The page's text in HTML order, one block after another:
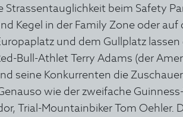
Strassentauglichkeit beim Safety
Kegel in der Family Zone oder
und dem Gullplatz
Bull-Athlet Terry Adams (der
seine Konkurrenten die
wie der zweifache
Trial-Mountainbiker Tom Oehler.